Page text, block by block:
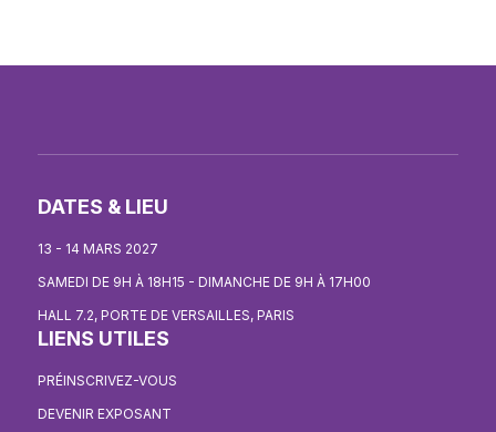
DATES & LIEU
13 - 14 MARS 2027
SAMEDI DE 9H À 18H15 - DIMANCHE DE 9H À 17H00
HALL 7.2, PORTE DE VERSAILLES, PARIS
LIENS UTILES
PRÉINSCRIVEZ-VOUS
DEVENIR EXPOSANT